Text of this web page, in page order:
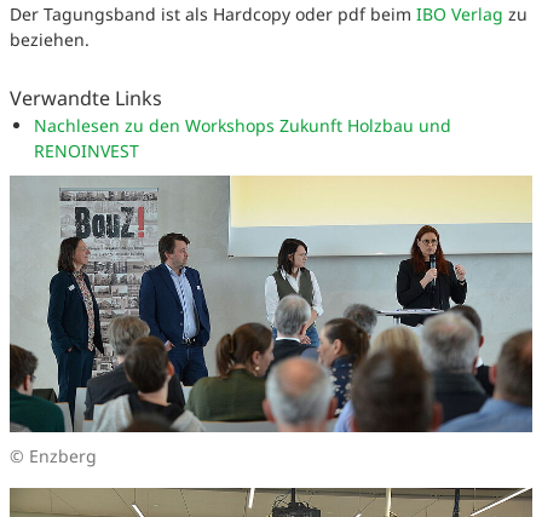
Der Tagungsband ist als Hardcopy oder pdf beim IBO Verlag zu
beziehen.
Verwandte Links
Nachlesen zu den Workshops Zukunft Holzbau und
RENOINVEST
© Enzberg